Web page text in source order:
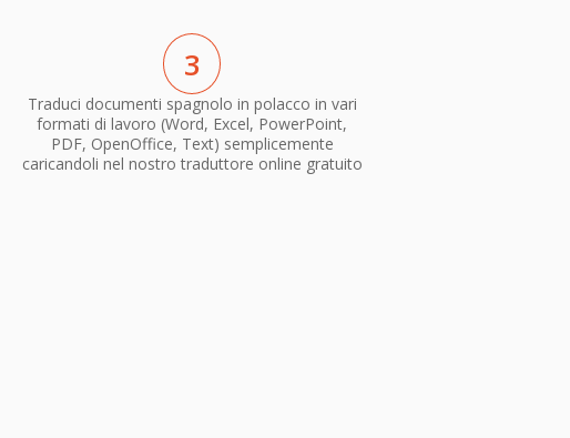
3
Traduci documenti spagnolo in polacco in vari
formati di lavoro (Word, Excel, PowerPoint,
PDF, OpenOffice, Text) semplicemente
caricandoli nel nostro traduttore online gratuito